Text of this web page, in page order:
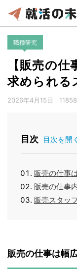
職種研究
【販売の
求められる
2026年4月15日
目次 目次を開く
販売の仕事
販売の仕事
販売スタッ
販売の仕事は幅